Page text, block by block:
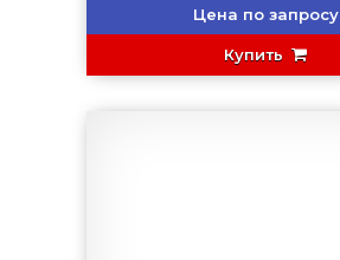
Цена по запросу
Купить